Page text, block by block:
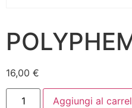
16,00 €
Aggiungi al